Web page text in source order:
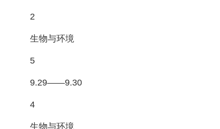
2
生物与环境
5
9.29——9.30
4
生物与环境